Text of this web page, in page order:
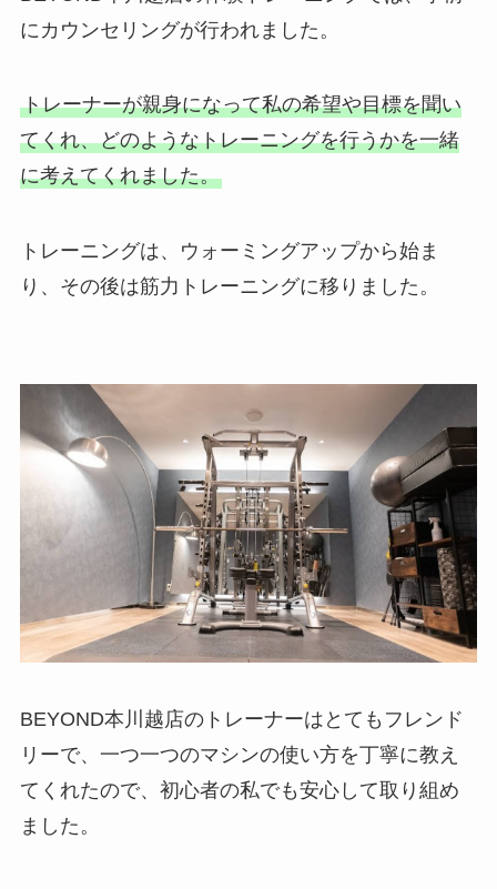
にカウンセリングが行われました。
トレーナーが親身になって私の希望や目標を聞い
てくれ、どのようなトレーニングを行うかを一緒
に考えてくれました。
トレーニングは、ウォーミングアップから始ま
り、その後は筋力トレーニングに移りました。
BEYOND本川越店のトレーナーはとてもフレンド
リーで、一つ一つのマシンの使い方を丁寧に教え
てくれたので、初心者の私でも安心して取り組め
ました。